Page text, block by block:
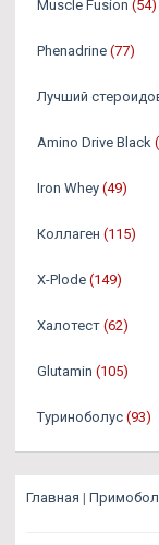
Muscle Fusion (54)
Phenadrine (77)
Лучший
Amino Drive Black
Iron Whey (49)
Коллаген (115)
X-Plode (149)
Халотест (62)
Glutamin (105)
Туриноболус (93)
Главная |